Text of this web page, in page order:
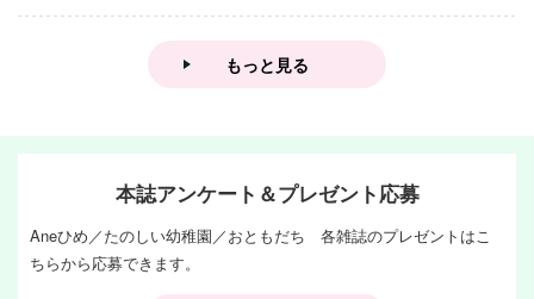
もっと見る
本誌アンケート＆プレゼント応募
Aneひめ／たのしい幼稚園／おともだち 各雑誌のプレゼントはこ
ちらから応募できます。